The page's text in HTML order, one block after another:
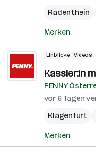
Radenthein
Merken
Einblicke Videos
Kassier:in
PENNY
vor 6 Tagen
Klagenfurt
Merken